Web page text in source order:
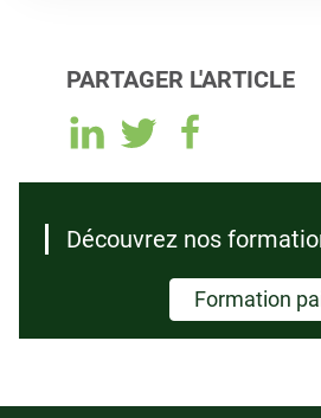
PARTAGER L'ARTICLE
Découvrez nos
Formation